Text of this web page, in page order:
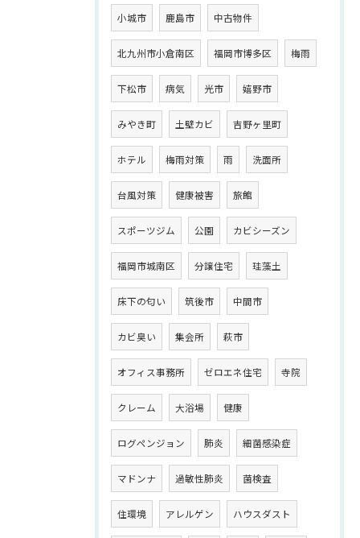
小城市 鹿島市 中古物件
北九州市小倉南区 福岡市博多区 梅雨
下松市 病気 光市 嬉野市
みやき町 土壁カビ 吉野ヶ里町
ホテル 梅雨対策 雨 洗面所
台風対策 健康被害 旅館
スポーツジム 公園 カビシーズン
福岡市城南区 分譲住宅 珪藻土
床下の匂い 筑後市 中間市
カビ臭い 集会所 萩市
オフィス事務所 ゼロエネ住宅 寺院
クレーム 大浴場 健康
ログペンジョン 肺炎 細菌感染症
マドンナ 過敏性肺炎 菌検査
住環境 アレルゲン ハウスダスト